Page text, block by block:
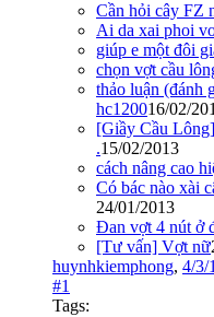
Cần hỏi cây FZ
Ai da xai phoi
giúp e một đôi
chọn vợt cầu
thảo luận (đánh
hc120016/02/
[Giầy Cầu
.15/02/2013
cách nâng cao
Có bác nào xài
24/01/2013
Đan vợt 4 nút ở
[Tư vấn] Vợt nữ
huynhkiemphong, 4/3/
#1
Tags: